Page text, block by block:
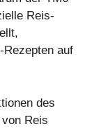
Reis-
auf
des
Reis